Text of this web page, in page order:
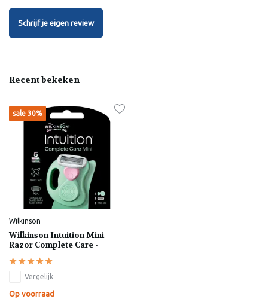
Schrijf je eigen review
Recent bekeken
sale 30%
Wilkinson
Wilkinson Intuition Mini
Razor Complete Care -
Vergelijk
Op voorraad